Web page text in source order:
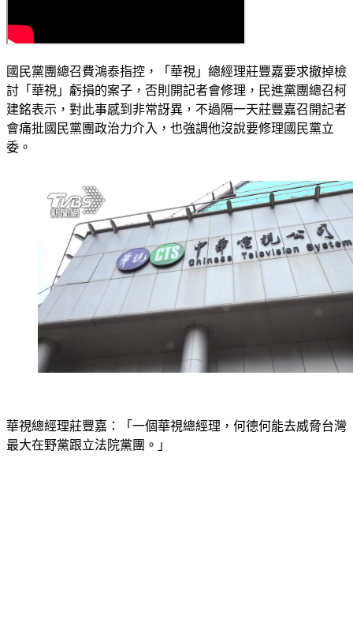
國民黨團總召費鴻泰指控，「華視」總經理莊豐嘉要求撤掉檢
討「華視」虧損的案子，否則開記者會修理，民進黨團總召柯
建銘表示，對此事感到非常訝異，不過隔一天莊豐嘉召開記者
會痛批國民黨團政治力介入，也強調他沒說要修理國民黨立
華視總經理莊豐嘉：「一個華視總經理，何德何能去威脅台灣